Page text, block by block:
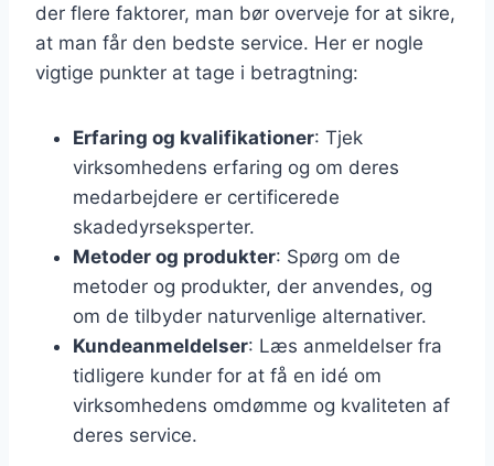
der flere faktorer, man bør overveje for at sikre,
at man får den bedste service. Her er nogle
vigtige punkter at tage i betragtning:
Erfaring og kvalifikationer: Tjek
virksomhedens erfaring og om deres
medarbejdere er certificerede
skadedyrseksperter.
Metoder og produkter: Spørg om de
metoder og produkter, der anvendes, og
om de tilbyder naturvenlige alternativer.
Kundeanmeldelser: Læs anmeldelser fra
tidligere kunder for at få en idé om
virksomhedens omdømme og kvaliteten af
deres service.